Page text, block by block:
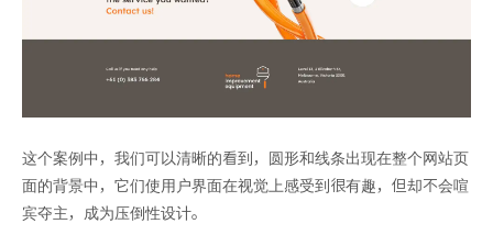
这个案例中，我们可以清晰的看到，圆形和线条出现在整个网站页
面的背景中，它们使用户界面在视觉上感受到很有趣，但却不会喧
宾夺主，成为压倒性设计。